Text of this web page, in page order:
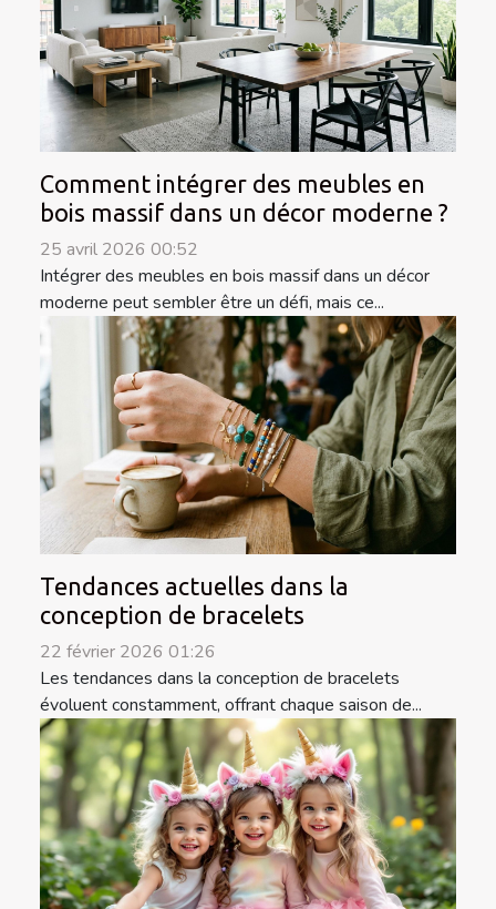
Comment intégrer des meubles en
bois massif dans un décor moderne ?
25 avril 2026 00:52
Intégrer des meubles en bois massif dans un décor
moderne peut sembler être un défi, mais ce...
Tendances actuelles dans la
conception de bracelets
22 février 2026 01:26
Les tendances dans la conception de bracelets
évoluent constamment, offrant chaque saison de...